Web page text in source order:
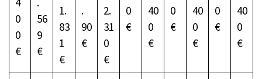
0
0
€
56
9
€
1.
83
1
€
.
90
€
2.
31
0
€
0
€
40
0
€
0
€
40
0
€
0
€
40
0
€